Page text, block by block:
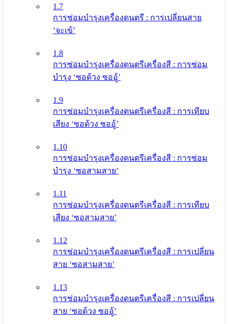
1.7
การซ่อมบำรุงเครื่องดนตรี : การเปลี่ยนสาย
‘จะเข้’
1.8
การซ่อมบำรุงเครื่องดนตรีเครื่องสี : การซ่อม
บำรุง ‘ซอด้วง ซออู้’
1.9
การซ่อมบำรุงเครื่องดนตรีเครื่องสี : การเทียบ
เสียง ‘ซอด้วง ซออู้’
1.10
การซ่อมบำรุงเครื่องดนตรีเครื่องสี : การซ่อม
บำรุง ‘ซอสามสาย’
1.11
การซ่อมบำรุงเครื่องดนตรีเครื่องสี : การเทียบ
เสียง ‘ซอสามสาย’
1.12
การซ่อมบำรุงเครื่องดนตรีเครื่องสี : การเปลี่ยน
สาย ‘ซอสามสาย’
1.13
การซ่อมบำรุงเครื่องดนตรีเครื่องสี : การเปลี่ยน
สาย ‘ซอด้วง ซออู้’